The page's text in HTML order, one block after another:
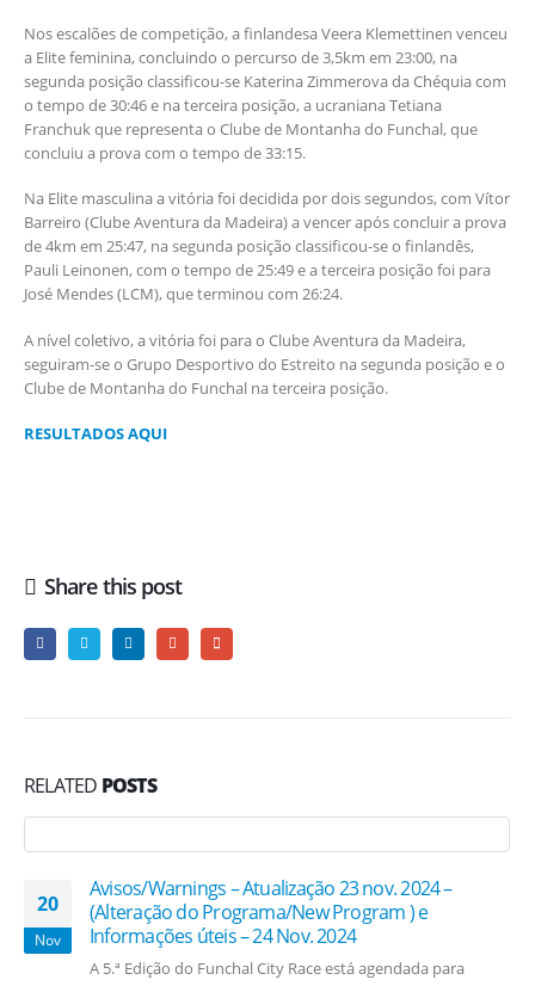
Nos escalões de competição, a finlandesa Veera Klemettinen venceu
a Elite feminina, concluindo o percurso de 3,5km em 23:00, na
segunda posição classificou-se Katerina Zimmerova da Chéquia com
o tempo de 30:46 e na terceira posição, a ucraniana Tetiana
Franchuk que representa o Clube de Montanha do Funchal, que
concluiu a prova com o tempo de 33:15.
Na Elite masculina a vitória foi decidida por dois segundos, com Vítor
Barreiro (Clube Aventura da Madeira) a vencer após concluir a prova
de 4km em 25:47, na segunda posição classificou-se o finlandês,
Pauli Leinonen, com o tempo de 25:49 e a terceira posição foi para
José Mendes (LCM), que terminou com 26:24.
A nível coletivo, a vitória foi para o Clube Aventura da Madeira,
seguiram-se o Grupo Desportivo do Estreito na segunda posição e o
Clube de Montanha do Funchal na terceira posição.
RESULTADOS AQUI
Share this post
RELATED POSTS
20
Nov
Avisos/Warnings – Atualização 23 nov. 2024 –
(Alteração do Programa/New Program ) e
Informações úteis – 24 Nov. 2024
A 5.ª Edição do Funchal City Race está agendada para